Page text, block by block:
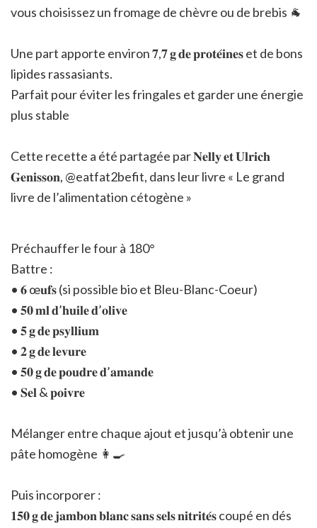
vous choisissez un fromage de chèvre ou de brebis 🐐
Une part apporte environ 𝟕,𝟕 𝐠 𝐝𝐞 𝐩𝐫𝐨𝐭𝐞́𝐢𝐧𝐞𝐬 et de bons
lipides rassasiants.
Parfait pour éviter les fringales et garder une énergie
plus stable
Cette recette a été partagée par 𝐍𝐞𝐥𝐥𝐲 𝐞𝐭 𝐔𝐥𝐫𝐢𝐜𝐡
𝐆𝐞𝐧𝐢𝐬𝐬𝐨𝐧, @eatfat2befit, dans leur livre « Le grand
livre de l’alimentation cétogène »
Préchauffer le four à 180°
Battre :
• 𝟔 œ𝐮𝐟𝐬 (si possible bio et Bleu-Blanc-Coeur)
• 𝟓𝟎 𝐦𝐥 𝐝’𝐡𝐮𝐢𝐥𝐞 𝐝’𝐨𝐥𝐢𝐯𝐞
• 𝟓 𝐠 𝐝𝐞 𝐩𝐬𝐲𝐥𝐥𝐢𝐮𝐦
• 𝟐 𝐠 𝐝𝐞 𝐥𝐞𝐯𝐮𝐫𝐞
• 𝟓𝟎 𝐠 𝐝𝐞 𝐩𝐨𝐮𝐝𝐫𝐞 𝐝’𝐚𝐦𝐚𝐧𝐝𝐞
• 𝐒𝐞𝐥 & 𝐩𝐨𝐢𝐯𝐫𝐞
Mélanger entre chaque ajout et jusqu’à obtenir une
pâte homogène 👩‍🍳
Puis incorporer :
𝟏𝟓𝟎 𝐠 𝐝𝐞 𝐣𝐚𝐦𝐛𝐨𝐧 𝐛𝐥𝐚𝐧𝐜 𝐬𝐚𝐧𝐬 𝐬𝐞𝐥𝐬 𝐧𝐢𝐭𝐫𝐢𝐭𝐞́𝐬 coupé en dés